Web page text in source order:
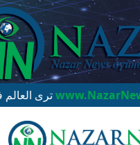
NazarNews - ترى العالم في عينيكwww.NazarNews.kg